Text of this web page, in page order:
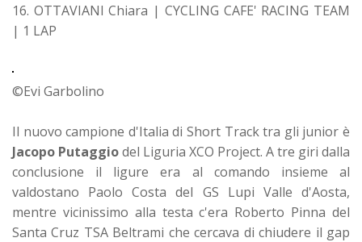
16. OTTAVIANI Chiara | CYCLING CAFE' RACING TEAM
| 1 LAP
©Evi Garbolino
Il nuovo campione d'Italia di Short Track tra gli junior è
Jacopo Putaggiodel Liguria XCO Project. A tre giri dalla
conclusione il ligure era al comando insieme al
valdostano Paolo Costa del GS Lupi Valle d'Aosta,
mentre vicinissimo alla testa c'era Roberto Pinna del
Santa Cruz TSA Beltrami che cercava di chiudere il gap